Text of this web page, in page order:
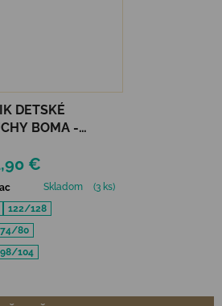
DETSKÉ
BOMA -
€
Skladom
(3 ks)
122/128
74/80
98/104